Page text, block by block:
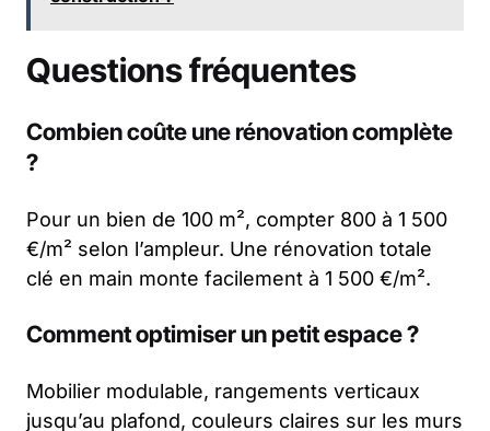
Questions fréquentes
Combien coûte une rénovation complète
?
Pour un bien de 100 m², compter 800 à 1 500
€/m² selon l’ampleur. Une rénovation totale
clé en main monte facilement à 1 500 €/m².
Comment optimiser un petit espace ?
Mobilier modulable, rangements verticaux
jusqu’au plafond, couleurs claires sur les murs